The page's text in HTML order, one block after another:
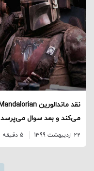
می‌کند و بعد سوال می‌پرسد
22 اردیبهشت 1399 5 دقیقه